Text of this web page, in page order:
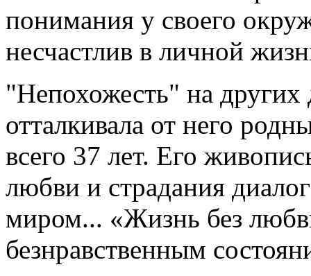
понимания у своего
несчастлив в личной
"Непохожесть" на других
отталкивала от него
всего 37 лет. Его
любви и страдания
миром... «Жизнь без
безнравственным